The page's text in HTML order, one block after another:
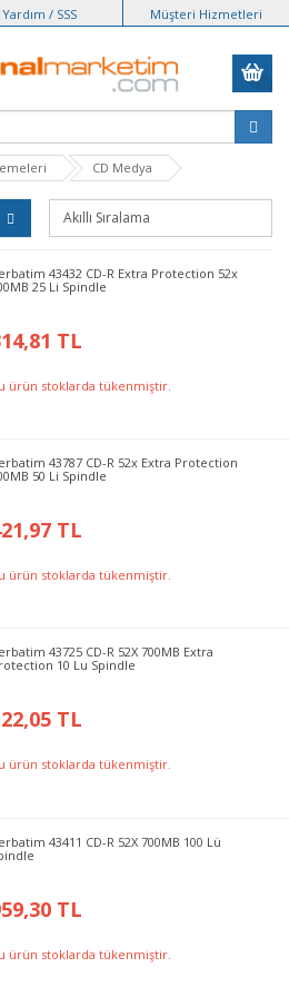
Yardım / SSS Müşteri Hizmetleri
CD Medya
43432 CD-R Extra Protection 52x
25 Li Spindle
TL
ürün stoklarda tükenmiştir.
43787 CD-R 52x Extra Protection
50 Li Spindle
TL
ürün stoklarda tükenmiştir.
43725 CD-R 52X 700MB Extra
10 Lu Spindle
TL
ürün stoklarda tükenmiştir.
43411 CD-R 52X 700MB 100 Lü
TL
ürün stoklarda tükenmiştir.